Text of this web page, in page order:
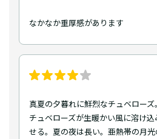
なかなか重厚感があります
真夏の夕暮れに鮮烈なチュベロー
チュベローズが生暖かい風に溶け
せる。夏の夜は長い。亜熱帯の月